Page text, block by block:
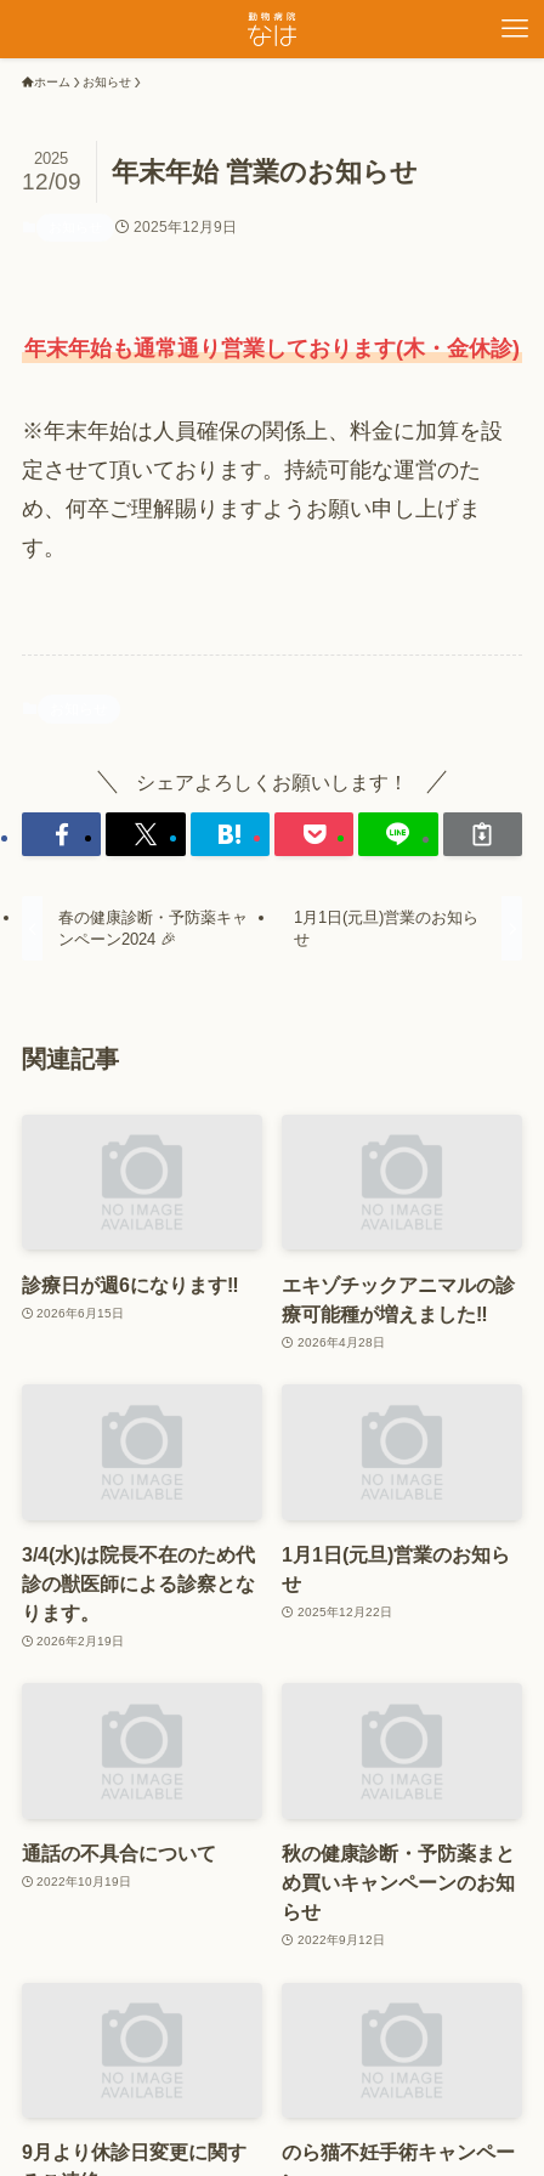
ホーム お知らせ
年末年始 営業のお知らせ
2025
12/09
2025年12月9日
年末年始も通常通り営業しております(木・金休診)
※年末年始は人員確保の関係上、料金に加算を設
定させて頂いております。持続可能な運営のた
め、何卒ご理解賜りますようお願い申し上げま
す。
シェアよろしくお願いします！
春の健康診断・予防薬キャ
ンペーン2024 🎉
1月1日(元旦)営業のお知ら
せ
関連記事
診療日が週6になります‼️
2026年6月15日
エキゾチックアニマルの診
療可能種が増えました‼️
2026年4月28日
3/4(水)は院長不在のため代
診の獣医師による診察とな
ります。
2026年2月19日
1月1日(元旦)営業のお知ら
せ
2025年12月22日
通話の不具合について
2022年10月19日
秋の健康診断・予防薬まと
め買いキャンペーンのお知
らせ
2022年9月12日
9月より休診日変更に関す
のら猫不妊手術キャンペー